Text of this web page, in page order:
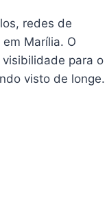
redes de
Marília. O
para o
visto de longe.